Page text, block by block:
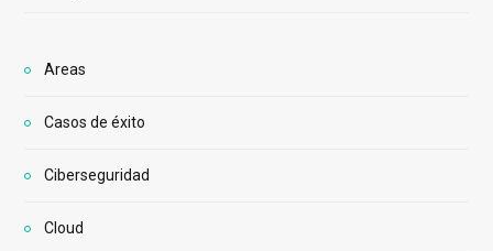
Areas
Casos de éxito
Ciberseguridad
Cloud